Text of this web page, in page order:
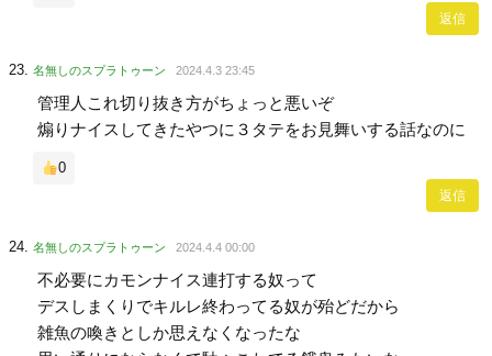
返信
名無しのスプラトゥーン 2024.4.3 23:45
管理人これ切り抜き方がちょっと悪いぞ
煽りナイスしてきたやつに３タテをお見舞いする話なのに
0
返信
名無しのスプラトゥーン 2024.4.4 00:00
不必要にカモンナイス連打する奴って
デスしまくりでキルレ終わってる奴が殆どだから
雑魚の喚きとしか思えなくなったな